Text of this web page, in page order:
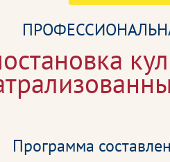
Программа